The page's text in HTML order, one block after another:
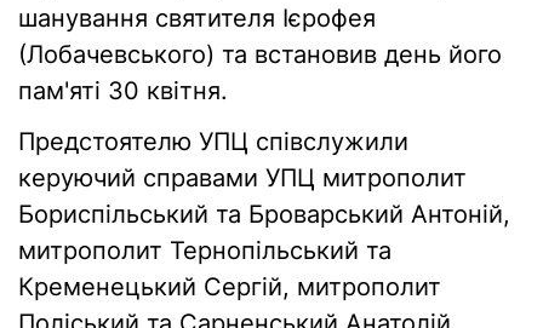
шанування святителя Ієрофея
(Лобачевського) та встановив день його
пам'яті 30 квітня.
Предстоятелю УПЦ співслужили
керуючий справами УПЦ митрополит
Бориспільський та Броварський Антоній,
митрополит Тернопільський та
Кременецький Сергій, митрополит